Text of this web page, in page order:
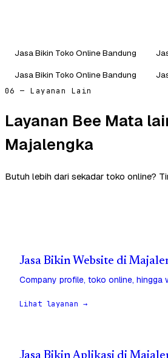
Jasa Bikin Toko Online Bandung
Jasa Bikin Toko Online Bandung
06 — Layanan Lain
Layanan Bee Mata
Majalengka
Butuh lebih dari sekadar toko online?
Jasa Bikin Website di
Company profile, toko online,
Lihat layanan →